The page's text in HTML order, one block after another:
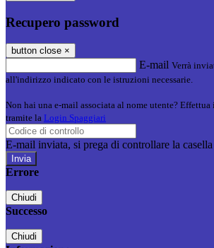
Recupero password
button close ×
E-mail Verrà
all'indirizzo indicato con le istruzioni necessarie.
Non hai una e-mail associata al nome utente? Effettua
tramite la Login Spaggiari
E-mail inviata, si prega di controllare la
Errore
Chiudi
Successo
Chiudi